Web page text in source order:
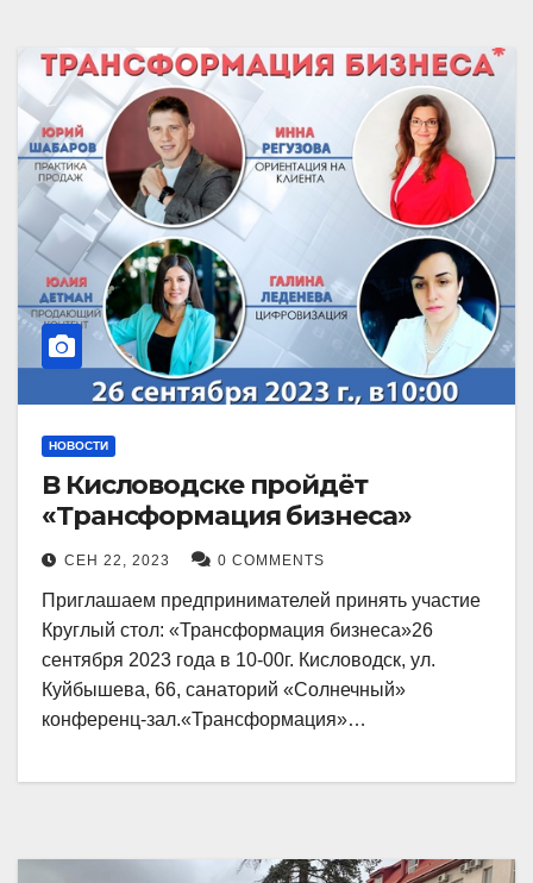
НОВОСТИ
В Кисловодске пройдёт
«Трансформация бизнеса»
СЕН 22, 2023 0 COMMENTS
Приглашаем предпринимателей принять участие
Круглый стол: «Трансформация бизнеса»26
сентября 2023 года в 10-00г. Кисловодск, ул.
Куйбышева, 66, санаторий «Солнечный»
конференц-зал.«Трансформация»…